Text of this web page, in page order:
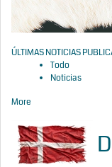
ÚLTIMAS NOTICIAS
Todo
Noticias
More